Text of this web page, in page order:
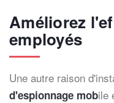
Améliorez
employés
Une autre raison
d'espionnage mobile